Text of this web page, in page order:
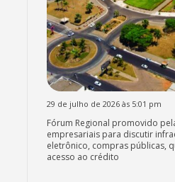
29 de julho de 2026 às 5:01 pm
Fórum Regional promovido
empresariais para discutir
eletrônico, compras públicas,
acesso ao crédito